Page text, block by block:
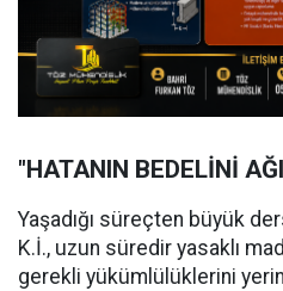
"HATANIN BEDELİNİ
Yaşadığı süreçten büyük
K.İ., uzun süredir yasaklı
gerekli yükümlülüklerini